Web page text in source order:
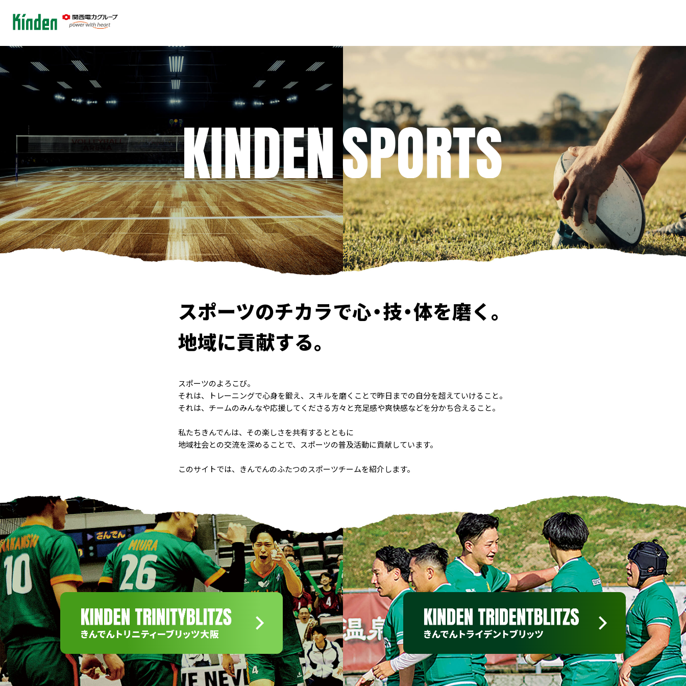
スポーツのチカラで心・技・体を磨く。
地域に貢献する。
スポーツのよろこび。
それは、トレーニングで心身を鍛え、スキルを磨くことで昨日までの自分を超えていけること。
それは、チームのみんなや応援してくださる方々と充足感や爽快感などを分かち合えること。
私たちきんでんは、その楽しさを共有するとともに
地域社会との交流を深めることで、スポーツの普及活動に貢献しています。
このサイトでは、きんでんのふたつのスポーツチームを紹介します。